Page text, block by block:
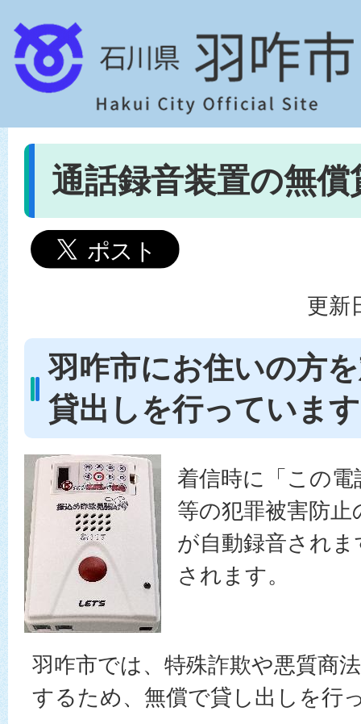
通話録音装置の無償
更新
羽咋市にお住いの方
貸出しを行っています
着信時に「この
等の犯罪被害防
が自動録音され
されます。
羽咋市では、特殊詐欺や悪質商
するため、無償で貸し出しを行